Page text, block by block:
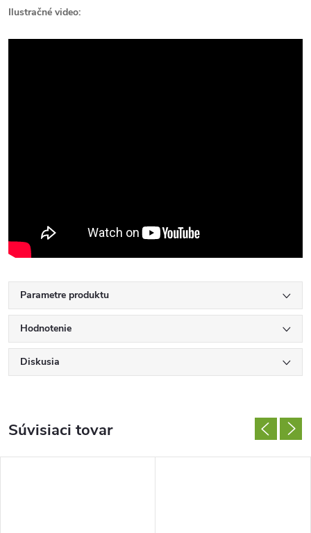
Ilustračné video:
Parametre produktu
Hodnotenie
Diskusia
Súvisiaci tovar